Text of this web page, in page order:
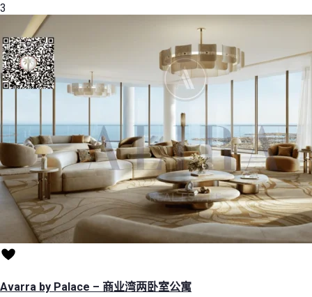
3
Avarra by Palace – 商业湾两卧室公寓